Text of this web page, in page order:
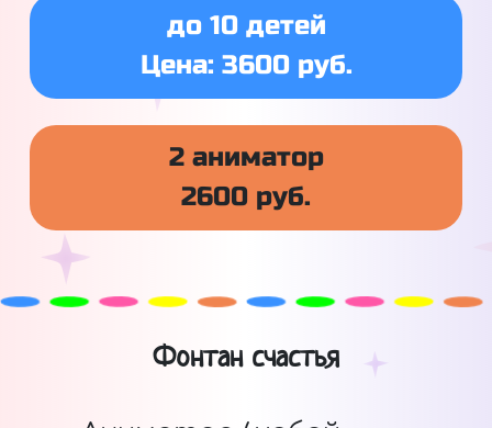
до 10 детей
Цена: 3600 руб.
2 аниматор
2600 руб.
Фонтан счастья